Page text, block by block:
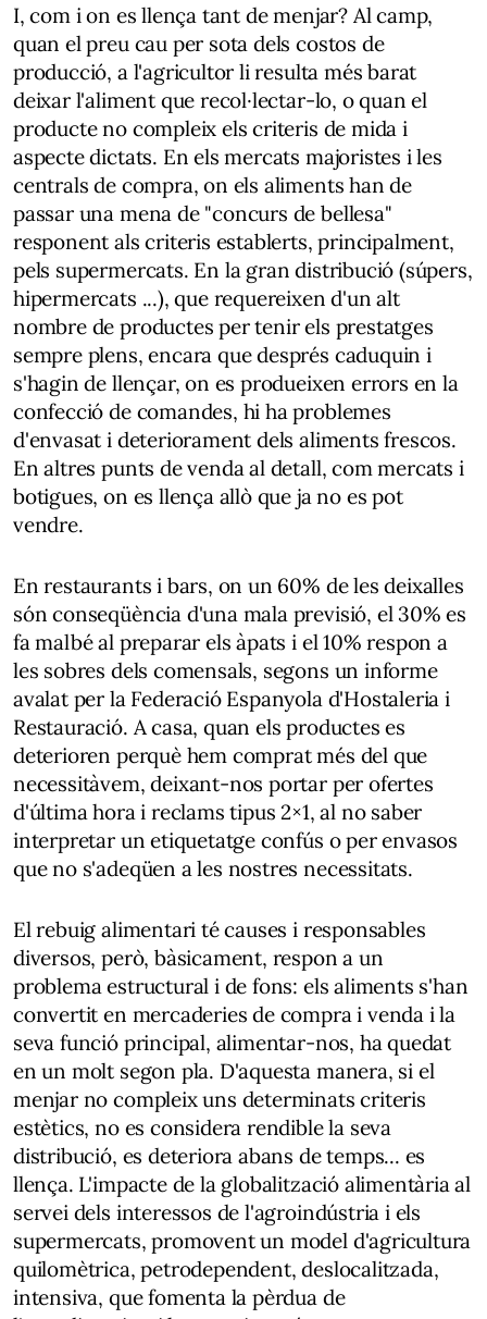
I, com i on es llença tant de menjar? Al camp,
quan el preu cau per sota dels costos de
producció, a l'agricultor li resulta més barat
deixar l'aliment que recol·lectar-lo, o quan el
producte no compleix els criteris de mida i
aspecte dictats. En els mercats majoristes i les
centrals de compra, on els aliments han de
passar una mena de "concurs de bellesa"
responent als criteris establerts, principalment,
pels supermercats. En la gran distribució (súpers,
hipermercats ...), que requereixen d'un alt
nombre de productes per tenir els prestatges
sempre plens, encara que després caduquin i
s'hagin de llençar, on es produeixen errors en la
confecció de comandes, hi ha problemes
d'envasat i deteriorament dels aliments frescos.
En altres punts de venda al detall, com mercats i
botigues, on es llença allò que ja no es pot
vendre.
En restaurants i bars, on un 60% de les deixalles
són conseqüència d'una mala previsió, el 30% es
fa malbé al preparar els àpats i el 10% respon a
les sobres dels comensals, segons un informe
avalat per la Federació Espanyola d'Hostaleria i
Restauració. A casa, quan els productes es
deterioren perquè hem comprat més del que
necessitàvem, deixant-nos portar per ofertes
d'última hora i reclams tipus 2×1, al no saber
interpretar un etiquetatge confús o per envasos
que no s'adeqüen a les nostres necessitats.
El rebuig alimentari té causes i responsables
diversos, però, bàsicament, respon a un
problema estructural i de fons: els aliments s'han
convertit en mercaderies de compra i venda i la
seva funció principal, alimentar-nos, ha quedat
en un molt segon pla. D'aquesta manera, si el
menjar no compleix uns determinats criteris
estètics, no es considera rendible la seva
distribució, es deteriora abans de temps... es
llença. L'impacte de la globalització alimentària al
servei dels interessos de l'agroindústria i els
supermercats, promovent un model d'agricultura
quilomètrica, petrodependent, deslocalitzada,
intensiva, que fomenta la pèrdua de